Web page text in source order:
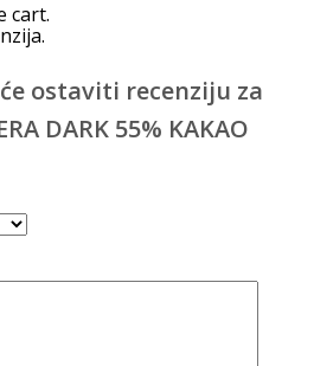
cart.
ostaviti recenziju za
DARK 55% KAKAO